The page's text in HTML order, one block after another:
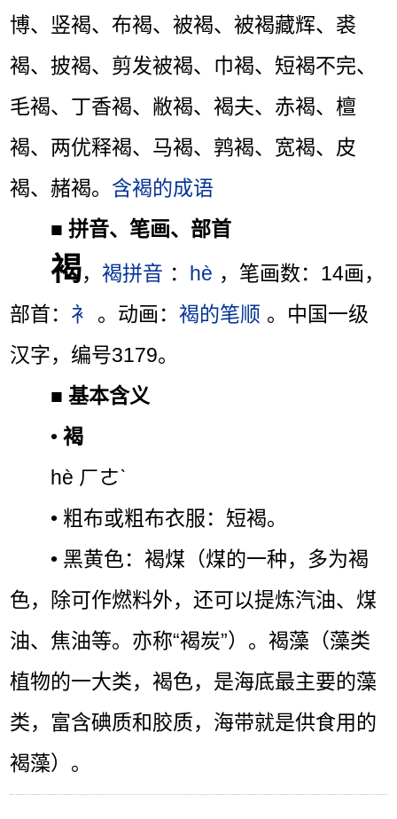
博、竖褐、布褐、被褐、被褐藏辉、裘
褐、披褐、剪发被褐、巾褐、短褐不完、
毛褐、丁香褐、敝褐、褐夫、赤褐、檀
褐、两优释褐、马褐、鹑褐、宽褐、皮
褐、赭褐。 含褐的成语
■拼音、笔画、部首
褐，褐拼音 ： hè ，笔画数：14画，
部首： 衤 。动画：褐的笔顺 。中国一级
汉字，编号3179。
■基本含义
•褐
hè ㄏㄜˋ
• 粗布或粗布衣服：短褐。
• 黑黄色：褐煤（煤的一种，多为褐
色，除可作燃料外，还可以提炼汽油、煤
油、焦油等。亦称“褐炭”）。褐藻（藻类
植物的一大类，褐色，是海底最主要的藻
类，富含碘质和胶质，海带就是供食用的
褐藻）。